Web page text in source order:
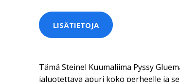
LISÄTIETOJA
Tämä Steinel Kuumaliima Pyssy
jaluotettava apuri koko perheelle ja